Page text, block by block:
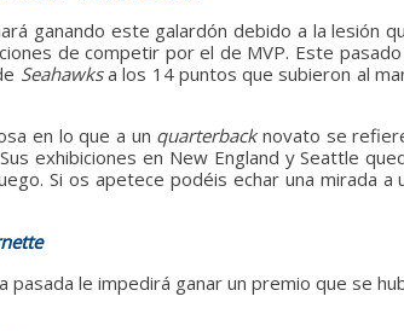
ganando este galardón debido a la
de competir por el de MVP. Este
Seahawksa los 14 puntos que subieron al
en lo que a un quarterbacknovato se
exhibiciones en New England y Seattle
Si os apetece podéis echar una mirada a
pasada le impedirá ganar un premio que se